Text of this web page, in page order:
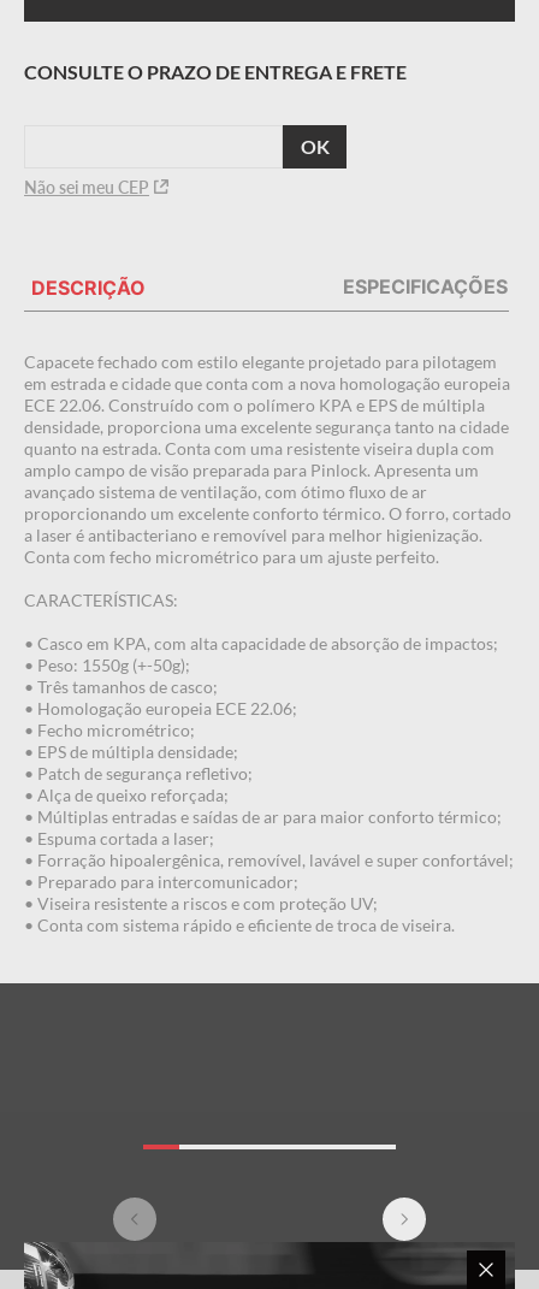
Não sei meu CEP
CALCULAR
O FRETE
DESCRIÇÃO ESPECIFICAÇÕES
Capacete fechado com estilo elegante projetado para pilotagem
em estrada e cidade que conta com a nova homologação europeia
ECE 22.06. Construído com o polímero KPA e EPS de múltipla
densidade, proporciona uma excelente segurança tanto na cidade
quanto na estrada. Conta com uma resistente viseira dupla com
amplo campo de visão preparada para Pinlock. Apresenta um
avançado sistema de ventilação, com ótimo fluxo de ar
proporcionando um excelente conforto térmico. O forro, cortado
a laser é antibacteriano e removível para melhor higienização.
Conta com fecho micrométrico para um ajuste perfeito.
CARACTERÍSTICAS:
• Casco em KPA, com alta capacidade de absorção de impactos;
• Peso: 1550g (+-50g);
• Três tamanhos de casco;
• Homologação europeia ECE 22.06;
• Fecho micrométrico;
• EPS de múltipla densidade;
• Patch de segurança refletivo;
• Alça de queixo reforçada;
• Múltiplas entradas e saídas de ar para maior conforto térmico;
• Espuma cortada a laser;
• Forração hipoalergênica, removível, lavável e super confortável;
• Preparado para intercomunicador;
• Viseira resistente a riscos e com proteção UV;
• Conta com sistema rápido e eficiente de troca de viseira.